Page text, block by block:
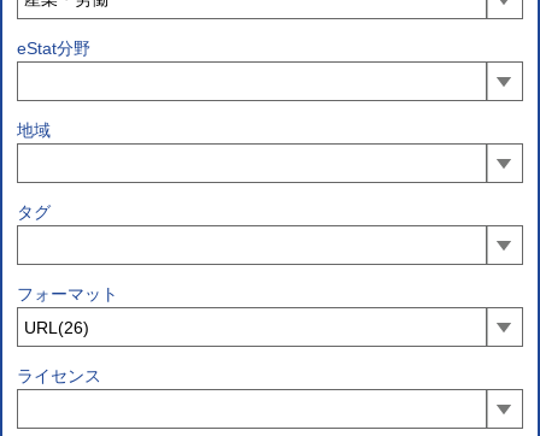
eStat分野
地域
タグ
フォーマット
ライセンス